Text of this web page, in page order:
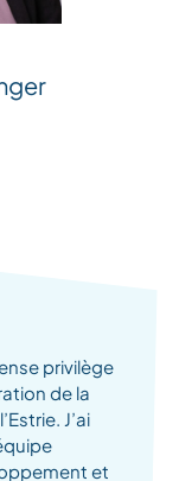
privilège
de la
J’ai
et